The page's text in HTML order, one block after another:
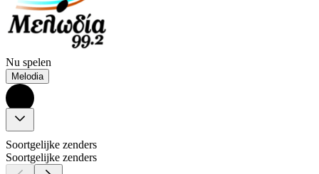
Nu spelen
Melodia
Soortgelijke zenders
Soortgelijke zenders